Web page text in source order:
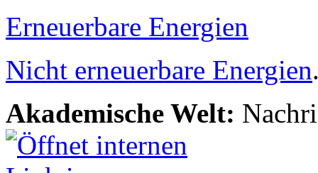
Erneuerbare Energien
Nicht erneuerbare Energien
Akademische Welt: